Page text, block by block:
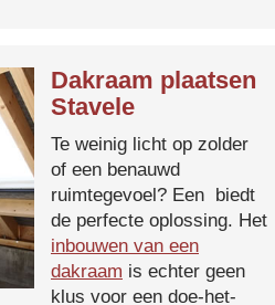
Dakraam plaatsen
Stavele
Te weinig licht op zolder
of een benauwd
ruimtegevoel? Een biedt
de perfecte oplossing. Het
inbouwen van een
dakraam is echter geen
klus voor een doe-het-